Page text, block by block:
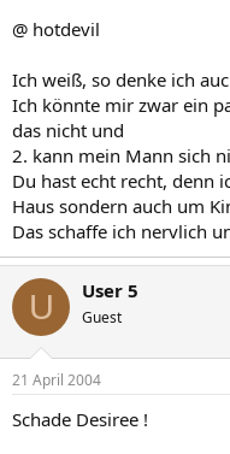
@ hotdevil
Ich weiß, so denke ich
Ich könnte mir zwar ein
das nicht und
2. kann mein Mann sich
Du hast echt recht, denn
Haus sondern auch um
Das schaffe ich nervlich
U User 5
Guest
21 April 2004
Schade Desiree !